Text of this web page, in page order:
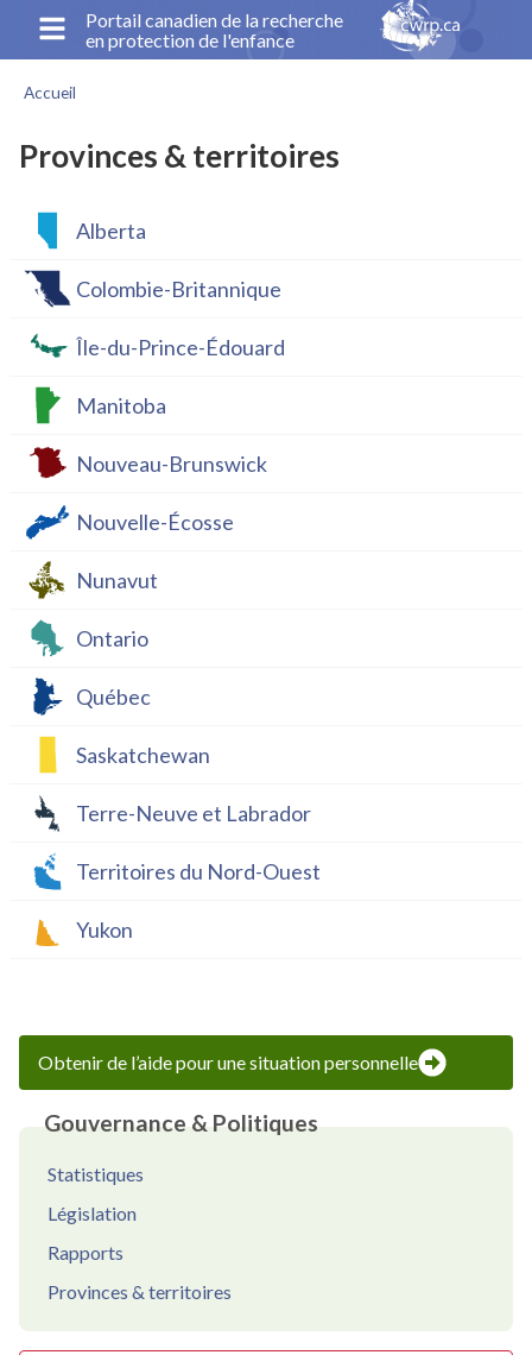
principal
Portail canadien de la recherche
en protection de l'enfance
d'Ariane
Accueil
Provinces & territoires
Alberta
Colombie-Britannique
Île-du-Prince-Édouard
Manitoba
Nouveau-Brunswick
Nouvelle-Écosse
Nunavut
Ontario
Québec
Saskatchewan
Terre-Neuve et Labrador
Territoires du Nord-Ouest
Yukon
Obtenir de l’aide pour une situation personnelle
Gouvernance & Politiques
Statistiques
Législation
Rapports
Provinces & territoires